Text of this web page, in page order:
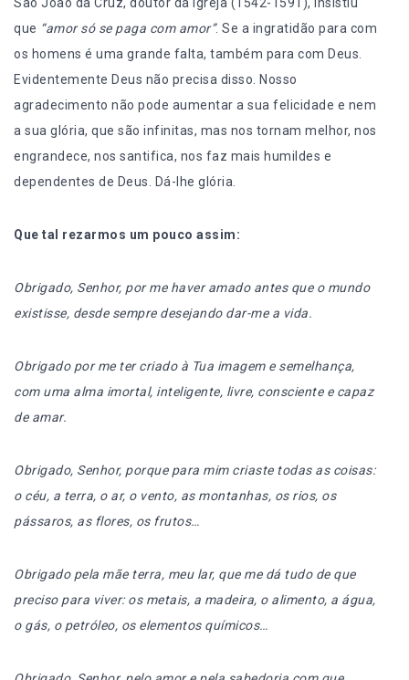
que “amor só se paga com amor”. Se a ingratidão para com
os homens é uma grande falta, também para com Deus.
Evidentemente Deus não precisa disso. Nosso
agradecimento não pode aumentar a sua felicidade e nem
a sua glória, que são infinitas, mas nos tornam melhor, nos
engrandece, nos santifica, nos faz mais humildes e
dependentes de Deus. Dá-lhe glória.
Que tal rezarmos um pouco assim:
Obrigado, Senhor, por me haver amado antes que o mundo
existisse, desde sempre desejando dar-me a vida.
Obrigado por me ter criado à Tua imagem e semelhança,
com uma alma imortal, inteligente, livre, consciente e ca­paz
de amar.
Obrigado, Senhor, porque para mim criaste todas as coisas:
o céu, a terra, o ar, o vento, as montanhas, os rios, os
pássa­ros, as flores, os frutos…
Obrigado pela mãe terra, meu lar, que me dá tudo de que
preciso para viver: os metais, a madeira, o alimento, a água,
o gás, o petróleo, os elementos químicos…